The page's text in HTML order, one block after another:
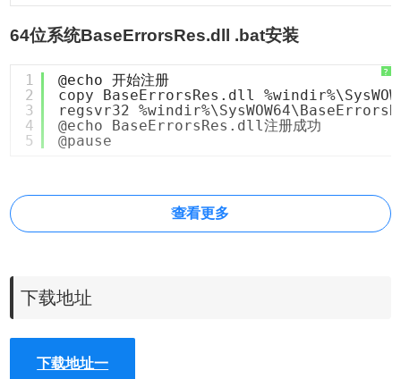
64位系统BaseErrorsRes.dll .bat安装
?
1
2
3
4
5
@echo 开始注册
copy BaseErrorsRes.dll
regsvr32
@echo BaseErrorsRes.dll注册成功
@pause
查看更多
下载地址
下载地址一